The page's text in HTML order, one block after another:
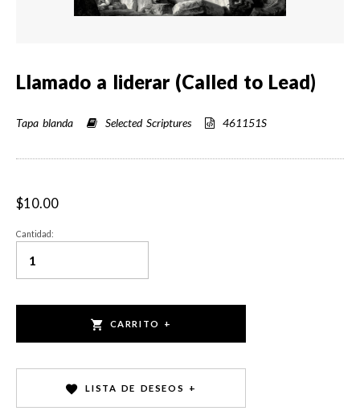
Llamado a liderar (Called to Lead)
Tapa blanda Selected Scriptures 461151S
$10.00
Cantidad:
CARRITO +
LISTA DE DESEOS +